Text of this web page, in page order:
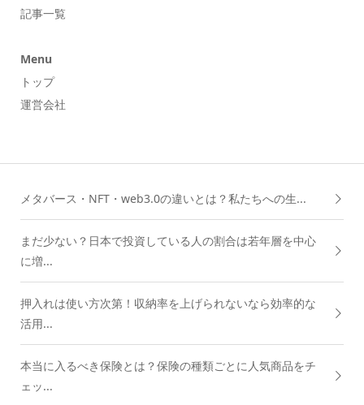
記事一覧
Menu
トップ
運営会社
メタバース・NFT・web3.0の違いとは？私たちへの生...
まだ少ない？日本で投資している人の割合は若年層を中心
に増...
押入れは使い方次第！収納率を上げられないなら効率的な
活用...
本当に入るべき保険とは？保険の種類ごとに人気商品をチ
ェッ...